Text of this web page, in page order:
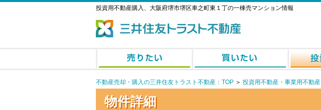
投資用不動産購入、大阪府堺市堺区車之町東１丁の一棟売マンション情報
不動産売却・購入の三井住友トラスト不動産：TOP ＞ 投資用不動産・事業用不動産
物件詳細